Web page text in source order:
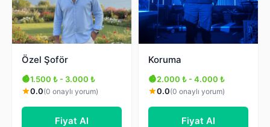
Özel Şoför
1.500 ₺ - 3.000 ₺
0.0(0 onaylı yorum)
Fiyat Al
Koruma
2.000 ₺ - 4.000 ₺
0.0(0 onaylı yorum)
Fiyat Al